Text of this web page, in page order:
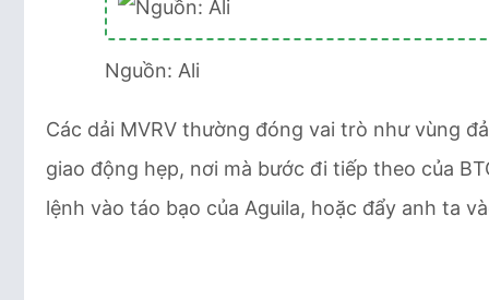
Nguồn: Ali
Các dải MVRV thường đóng vai trò như vùng
giao động hẹp, nơi mà bước đi tiếp theo của
lệnh vào táo bạo của Aguila, hoặc đẩy anh ta